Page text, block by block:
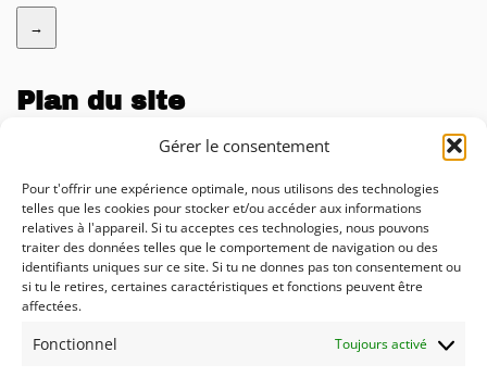
Gérer le consentement
Pour t'offrir une expérience optimale, nous utilisons des technologies
telles que les cookies pour stocker et/ou accéder aux informations
relatives à l'appareil. Si tu acceptes ces technologies, nous pouvons
traiter des données telles que le comportement de navigation ou des
identifiants uniques sur ce site. Si tu ne donnes pas ton consentement ou
si tu le retires, certaines caractéristiques et fonctions peuvent être
affectées.
Fonctionnel Toujours activé
→
Plan du site
Blog
Calculateur d'impact de l'IA
Conseil
Solutions
Prestations